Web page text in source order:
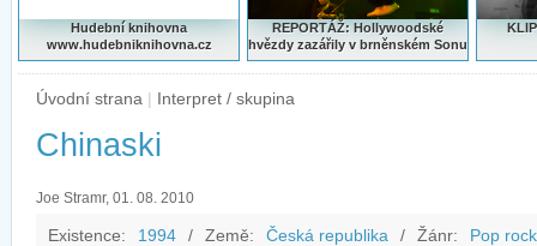
Hudební knihovna
www.hudebniknihovna.cz
REPORTÁŽ: Hollywoodské
hvězdy zazářily v brněnském Sonu
Úvodní strana | Interpret / skupina
Chinaski
Joe Stramr, 01. 08. 2010
Existence: 1994 / Země: Česká republika / Žánr: Pop rock